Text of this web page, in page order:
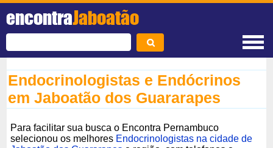
encontraJaboatão
Endocrinologistas e Endócrinos
em Jaboatão dos Guararapes
Para facilitar sua busca o Encontra Pernambuco
selecionou os melhores Endocrinologistas na cidade de